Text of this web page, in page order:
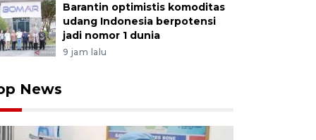
Barantin optimistis komoditas
udang Indonesia berpotensi
jadi nomor 1 dunia
9 jam lalu
News